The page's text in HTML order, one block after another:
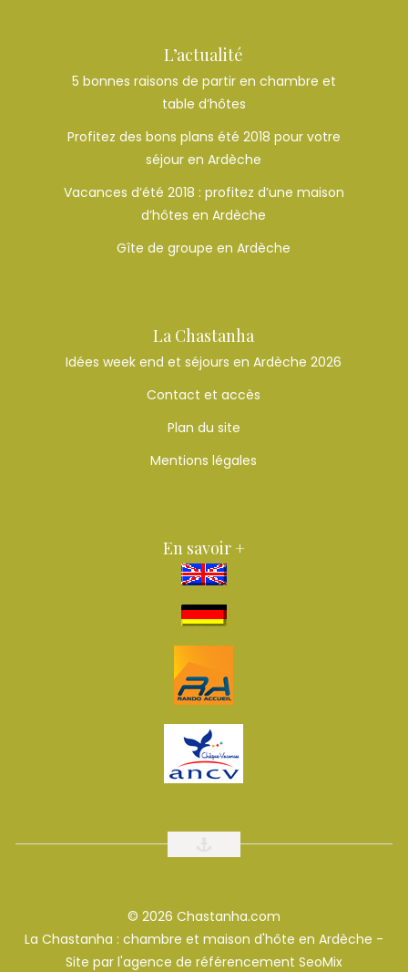
L’actualité
5 bonnes raisons de partir en chambre et
table d’hôtes
Profitez des bons plans été 2018 pour votre
séjour en Ardèche
Vacances d’été 2018 : profitez d’une maison
d’hôtes en Ardèche
Gîte de groupe en Ardèche
La Chastanha
Idées week end et séjours en Ardèche 2026
Contact et accès
Plan du site
Mentions légales
En savoir +
© 2026 Chastanha.com
La Chastanha : chambre et maison d'hôte en Ardèche -
Site par l'agence de référencement SeoMix